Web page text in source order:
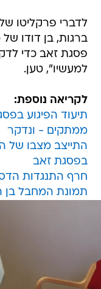
לדברי פרקליטו
ברגות, בן דודו
פסגת זאב כדי
למעשיו", טען.
לקריאה נוספת:
ממתקים - ונדקר
בפסגת זאב
חרף התנגדות
תמונת המחבל בן